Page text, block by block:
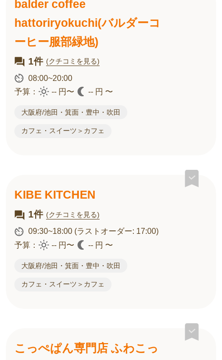
balder coffee
hattoriryokuchi(バルダーコ
ーヒー服部緑地)
1件 (クチコミを見る)
08:00~20:00
予算：
-- 円〜 -- 円 〜
大阪府/池田・箕面・豊中・吹田
カフェ・スイーツ＞カフェ
KIBE KITCHEN
1件 (クチコミを見る)
09:30~18:00 (ラストオーダー: 17:00)
予算：
-- 円〜 -- 円 〜
大阪府/池田・箕面・豊中・吹田
カフェ・スイーツ＞カフェ
こっぺぱん専門店 ふわこっ